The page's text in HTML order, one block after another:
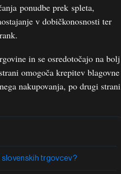
ponudbe prek spleta,
v dobičkonosnosti ter
in se osredotočajo na bolj
omogoča krepitev blagovne
nakupovanja, po drugi strani
trgovcev?